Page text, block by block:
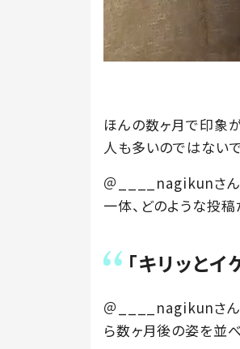
ほんの数ヶ月で印象
人も多いのではないで
＠____nagikunさん
一体、どのような投稿
「キリッと
＠____nagikunさん
ら数ヶ月後の姿を並